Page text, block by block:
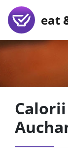
eat